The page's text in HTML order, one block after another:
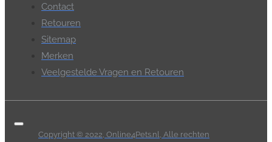
Contact
Retouren
Sitemap
Merken
Veelgestelde Vragen en Retouren
Copyright © 2022, Online4Pets.nl, Alle rechten